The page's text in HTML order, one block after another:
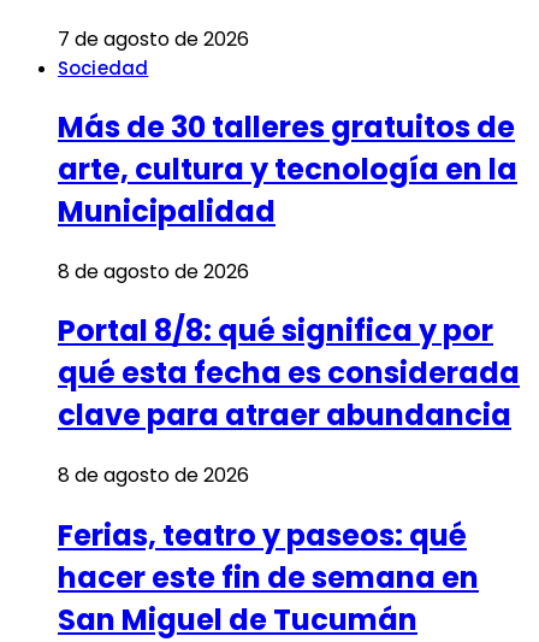
7 de agosto de 2026
Sociedad
Más de 30 talleres gratuitos de
arte, cultura y tecnología en la
Municipalidad
8 de agosto de 2026
Portal 8/8: qué significa y por
qué esta fecha es considerada
clave para atraer abundancia
8 de agosto de 2026
Ferias, teatro y paseos: qué
hacer este fin de semana en
San Miguel de Tucumán